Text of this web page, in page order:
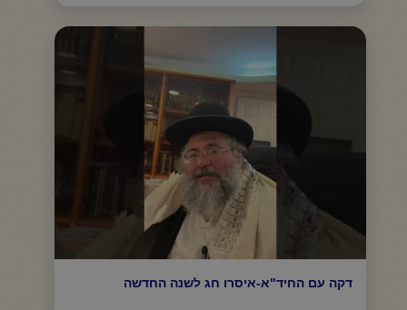
דקה עם החיד"א-איסרו חג לשנה החדשה